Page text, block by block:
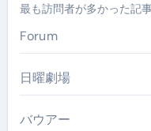
最も訪問者が多かった記
Forum
日曜劇場
バウアー